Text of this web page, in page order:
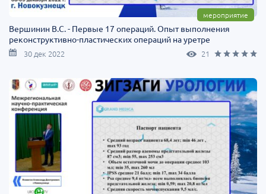
мероприятие
Вершинин В.С. - Первые 17 операций. Опыт выполнения
реконструктивно-пластических операций на уретре
30 дек 2022 21